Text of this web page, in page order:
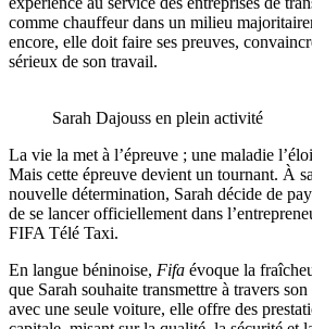
comme chauffeur dans un milieu
encore, elle doit faire ses preuves,
sérieux de son travail.
Sarah Dajouss en plein activité
La vie la met à l’épreuve ; une maladie
Mais cette épreuve devient un tournant. À
nouvelle détermination, Sarah décide de
de se lancer officiellement dans
FIFA Télé Taxi.
En langue béninoise, Fifa évoque la
que Sarah souhaite transmettre à travers
avec une seule voiture, elle offre des